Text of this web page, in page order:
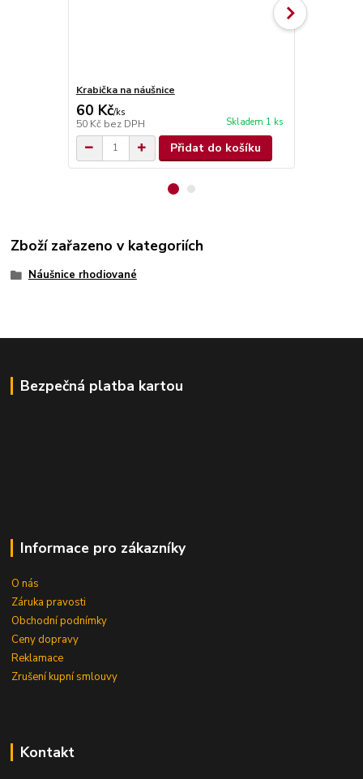
Krabička na náušnice
60 Kč/ks
50 Kč bez DPH Skladem 1 ks
Přidat do košíku
Zboží zařazeno v kategoriích
Náušnice rhodiované
Bezpečná platba kartou
Informace pro zákazníky
O nás
Záruka pravosti
Obchodní podnímky
Ceny dopravy
Reklamace
Zrušení kupní smlouvy
Kontakt